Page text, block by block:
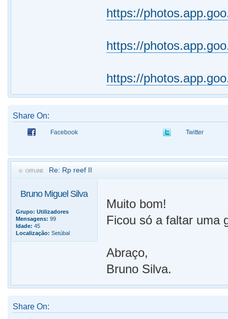
https://
https://
https://
Share On:
Facebook Twitter
Re: Rp reef II
Bruno Miguel Silva
Grupo: Utilizadores
Mensagens: 99
Idade: 45
Localização: Setúbal
Muito bom!
Ficou só a faltar uma
Abraço,
Bruno Silva.
Share On: